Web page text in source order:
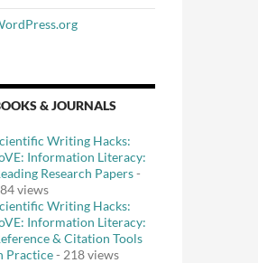
& JOURNALS
Writing Hacks:
Information Literacy:
Research Papers-
views
Writing Hacks:
Information Literacy:
& Citation Tools
Practice- 218 views